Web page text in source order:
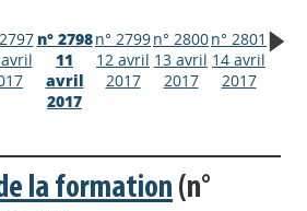
n° 2798
11
avril
2017
n° 2799
12 avril
2017
n° 2800
13 avril
2017
n° 2801
14 avril
2017
la formation (n°